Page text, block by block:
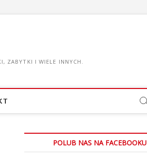
ZABYTKI I WIELE INNYCH.
POLUB NAS NA FACEBOOKU